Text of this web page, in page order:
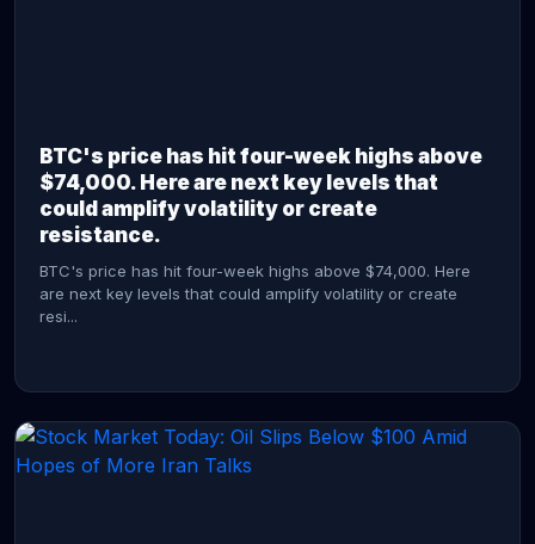
BTC's price has hit four-week highs above
$74,000. Here are next key levels that
could amplify volatility or create
resistance.
BTC's price has hit four-week highs above $74,000. Here
are next key levels that could amplify volatility or create
resi...